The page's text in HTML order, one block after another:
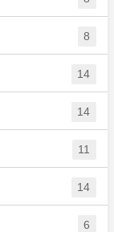
8
14
14
11
14
6